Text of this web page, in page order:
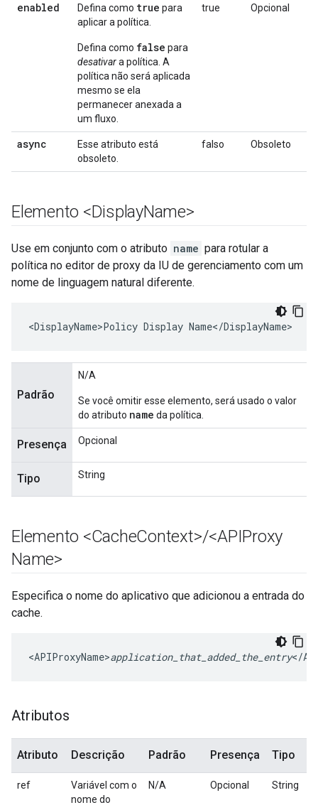
enabled Defina como true para
aplicar a política.
Defina como false para
desativara política. A
política não será aplicada
mesmo se ela
permanecer anexada a
um fluxo.
true Opcional
async
Esse atributo está
obsoleto.
falso Obsoleto
Elemento <DisplayName>
Use em conjunto com o atributo name para rotular a
política no editor de proxy da IU de gerenciamento com um
nome de linguagem natural diferente.
<DisplayName>Policy Display Name</DisplayName>
Padrão
N/A
Se você omitir esse elemento, será usado o valor
do atributo name da política.
Presença Opcional
Tipo String
Elemento <CacheContext>/<APIProxy
Name>
Especifica o nome do aplicativo que adicionou a entrada do
cache.
<APIProxyName>application_that_added_the_entry</
Atributos
Atributo Descrição Padrão Presença Tipo
ref
Variável com o
nome do
N/A Opcional String